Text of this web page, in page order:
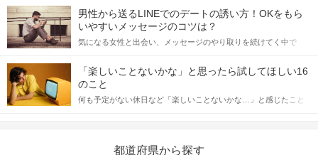
初参加の方にもオススメ！
豊かで上質な時間をお楽しみください
当日の流れ
+‥‥‥‥‥‥‥‥‥‥‥‥‥‥‥‥‥‥‥‥‥‥+
LINE・連絡先の交換も自由
てアプローチできるかにも左右されます。 これから恋人作りを本
格的に始めようとしている方は、女性が異性を求めて出すサイン
をしっかりと理解し、正しい行動に移せるかどうかが重要。 この
記事では、女性が話しかけて欲しい時に出すサインとその心理を
合にどのような行動に繋げるべきかをご紹介していきます。
男性から送るLINEでのデートの誘い方！OKをもら
いやすいメッセージのコツは？
気になる女性と出会い、メッセージのやり取りを続けてく中で
しかし、中には「どう誘ったらいいの？」とお困りの男性もいら
っしゃるのではないでしょうか。 そこで今回は、男性から女性へ
送るLINEでのデートの誘い方のコツをご紹介します。例文も混じ
えながら解説するので、ぜひ参考にしてください。
「楽しいことないかな」と思ったら試してほしい16
のこと
何も予定がない休日など「楽しいことないかな…」と感じたこと
の楽しいことアイデアを集めました♪ いままさに楽しいことを探し
都道府県から探す